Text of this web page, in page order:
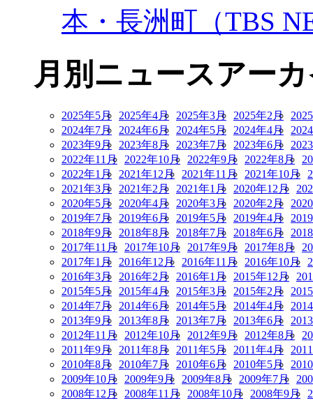
本・長洲町（TBS
月別ニュースアー
2025年5月 2025年4月 2025年3月 2025年2月
2024年7月
2024年6月 2024年5月 2024年4月
2023年9月
2023年8月 2023年7月 2023年6月
2022年11月
2022年10月 2022年9月 2022年8月
2022年1月
2021年12月 2021年11月 2021年10月
2021年3月
2021年2月 2021年1月 2020年12月
2020年5月
2020年4月 2020年3月 2020年2月
2019年7月
2019年6月 2019年5月 2019年4月
2018年9月
2018年8月 2018年7月 2018年6月
2017年11月
2017年10月 2017年9月 2017年8月
2017年1月
2016年12月 2016年11月 2016年10月
2016年3月
2016年2月 2016年1月 2015年12月
2015年5月
2015年4月 2015年3月 2015年2月
2014年7月
2014年6月 2014年5月 2014年4月
2013年9月
2013年8月 2013年7月 2013年6月
2012年11月
2012年10月 2012年9月 2012年8月
2011年9月
2011年8月 2011年5月 2011年4月
2010年8月
2010年7月 2010年6月 2010年5月
2009年10月
2009年9月 2009年8月 2009年7月
2008年12月
2008年11月 2008年10月 2008年9月